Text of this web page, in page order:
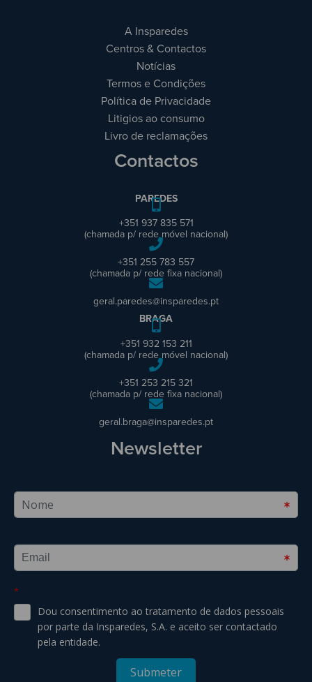
A Insparedes
Centros & Contactos
Notícias
Termos e Condições
Política de Privacidade
Litigios ao consumo
Livro de reclamações
Contactos
PAREDES
+351 937 835 571
(chamada p/ rede móvel nacional)
+351 255 783 557
(chamada p/ rede fixa nacional)
geral.paredes@insparedes.pt
BRAGA
+351 932 153 211
(chamada p/ rede móvel nacional)
+351 253 215 321
(chamada p/ rede fixa nacional)
geral.braga@insparedes.pt
Newsletter